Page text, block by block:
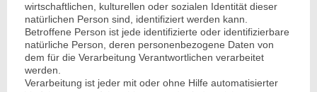
wirtschaftlichen, kulturellen oder sozialen Identität dieser
natürlichen Person sind, identifiziert werden kann.
Betroffene Person ist jede identifizierte oder identifizierbare
natürliche Person, deren personenbezogene Daten von
dem für die Verarbeitung Verantwortlichen verarbeitet
werden.
Verarbeitung ist jeder mit oder ohne Hilfe automatisierter